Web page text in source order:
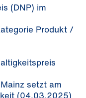
(DNP) im
Produkt /
setzt am
(04.03.2025)